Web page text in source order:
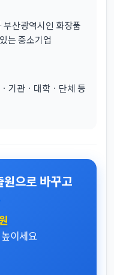
산광역시인 화장품
는 중소기업
기관ㆍ대학ㆍ단체 등
으로 바꾸고
이세요